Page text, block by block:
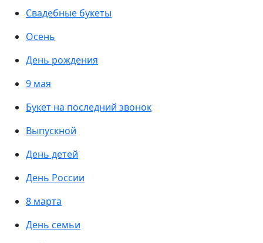
Свадебные букеты
Осень
День рождения
9 мая
Букет на последний звонок
Выпускной
День детей
День России
8 марта
День семьи